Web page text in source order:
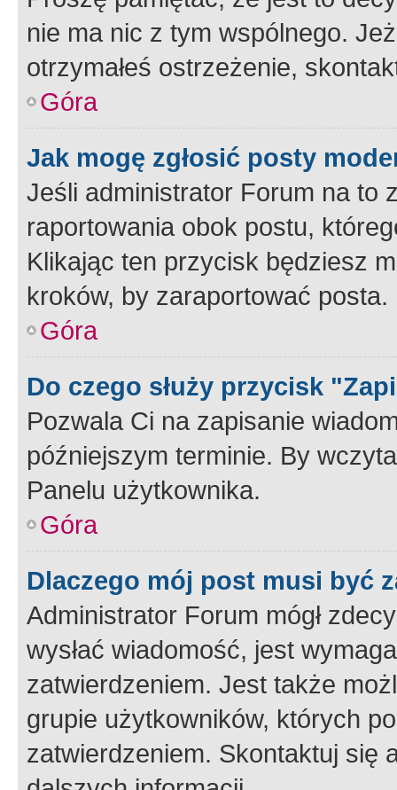
nie ma nic z tym wspólnego.
otrzymałeś ostrzeżenie,
Góra
Jak mogę zgłosić posty
Jeśli administrator Forum na to
raportowania obok postu,
Klikając ten przycisk będziesz
kroków, by zaraportować posta.
Góra
Do czego służy przycisk
Pozwala Ci na zapisanie
późniejszym terminie. By
Panelu użytkownika.
Góra
Dlaczego mój post musi być
Administrator Forum mógł
wysłać wiadomość, jest
zatwierdzeniem. Jest także
grupie użytkowników, których
zatwierdzeniem. Skontaktuj się